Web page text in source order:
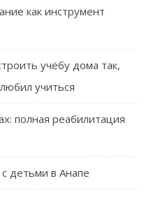
как инструмент
учёбу дома так,
учиться
полная реабилитация
детьми в Анапе